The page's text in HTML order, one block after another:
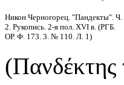
Никон Черногорец. "Пандекты". Ч.
2. Рукопись. 2-я пол. XVI в. (РГБ.
ОР. Ф. 173. 3. № 110. Л. 1)
(Πανδέκτης